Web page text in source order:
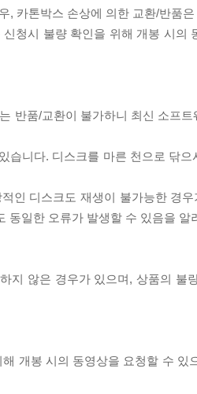
, 카톤박스 손상에 의한 교환/반품
청시 불량 확인을 위해 개봉 시의
반품/교환이 불가하니 최신 소프
습니다. 디스크를 마른 천으로 닦
인 디스크도 재생이 불가능한 경
동일한 오류가 발생할 수 있음을 알
지 않은 경우가 있으며, 상품의 불
개봉 시의 동영상을 요청할 수 있